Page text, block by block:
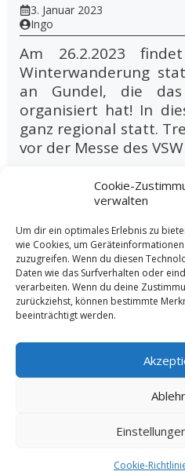
Cookie-
verwalten
Um dir ein optimales Erlebnis zu
wie Cookies, um
zuzugreifen. Wenn du diesen
Daten wie das Surfverhalten oder
verarbeiten. Wenn du deine
zurückziehst, können bestimmte
beeinträchtigt werden.
Cookie-
3. Januar 2023
Ingo
Am 26.2.2023
Winterwanderung
an Gundel, die
organisiert hat! In
ganz regional statt.
vor der Messe des VSW
Weiter
…
© 2026 VSW